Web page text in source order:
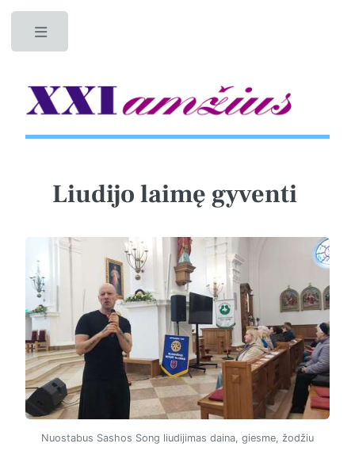
Liudijo laimę gyventi
Nuostabus Sashos Song liudijimas daina, giesme, žodžiu